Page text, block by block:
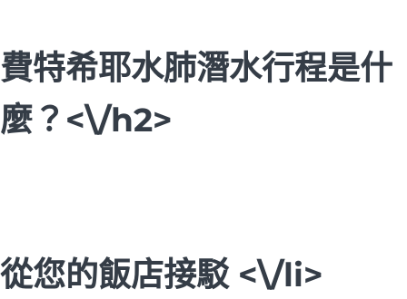
費特希耶水肺潛水行程是什
麼？<\/h2>
從您的飯店接駁 <\/li>